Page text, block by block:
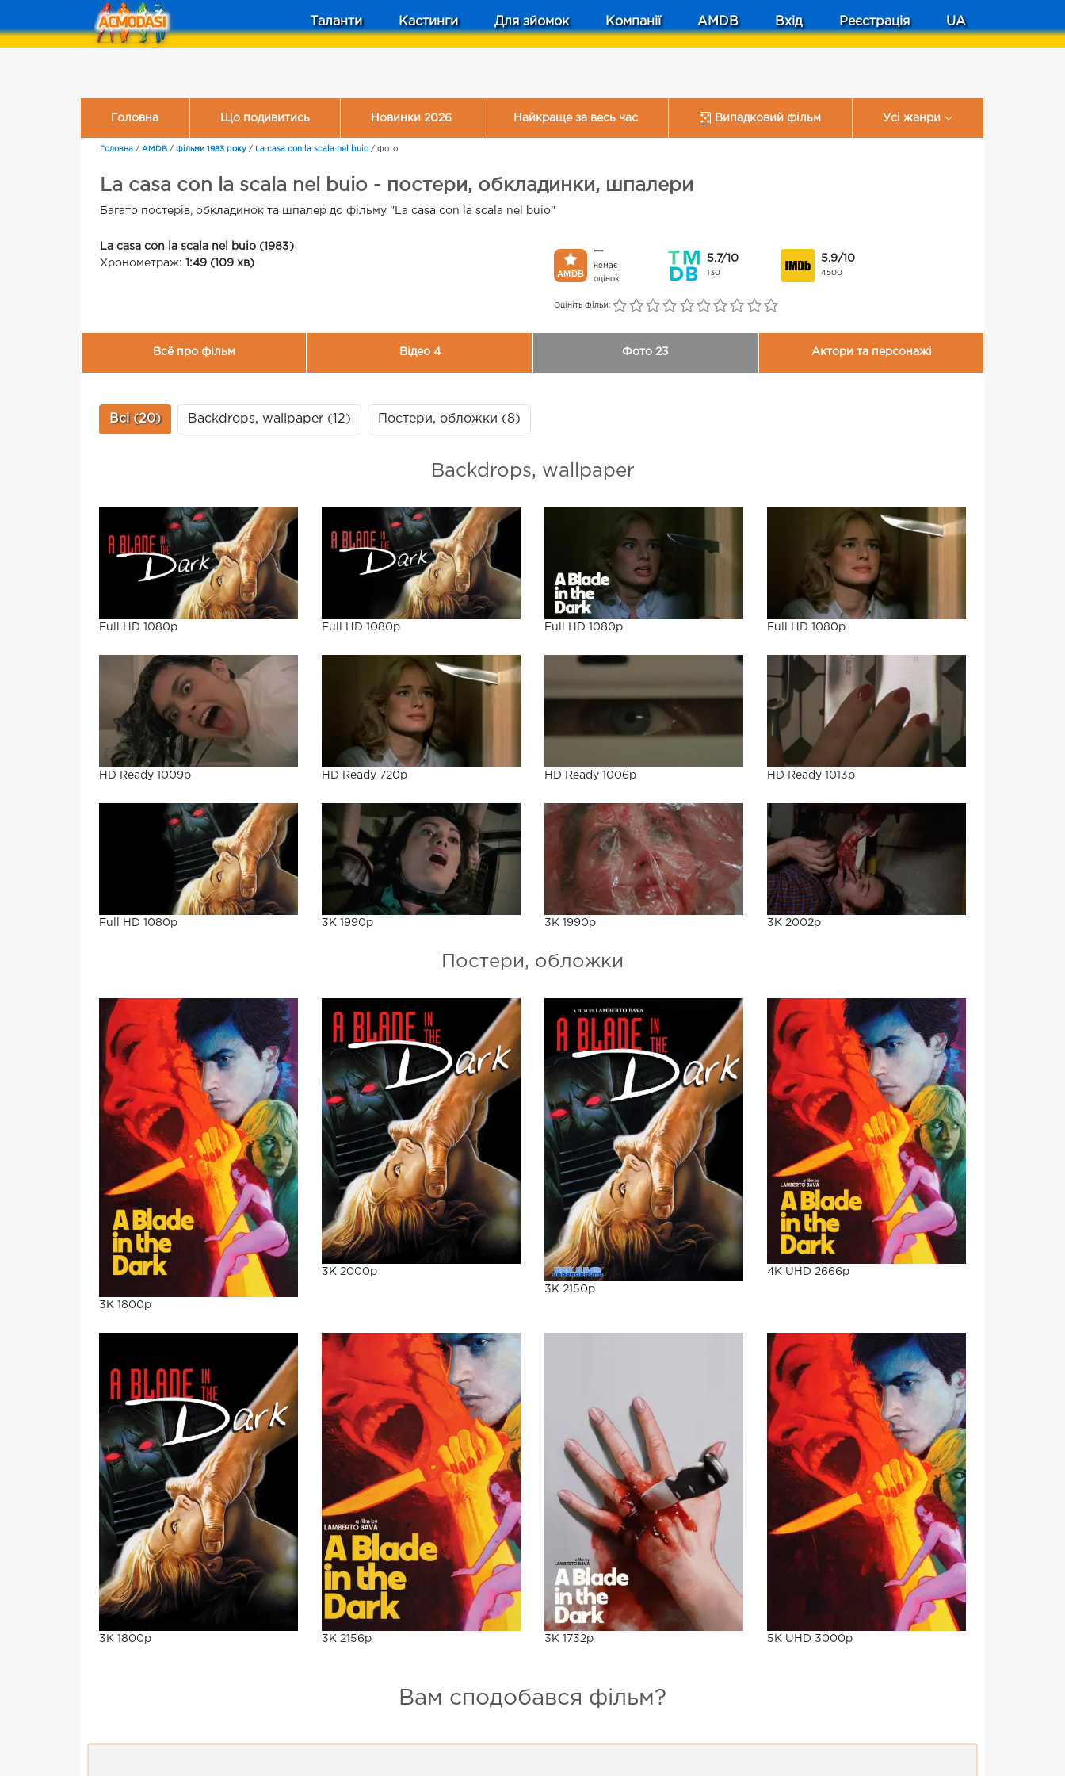
Таланти Кастинги Для зйомок Компанії AMDB Вхід Реєстрація UA
Головна Що подивитись Новинки 2026 Найкраще за весь час Випадковий фільм Усі жанри
Головна / AMDB / Фільми 1983 року / La casa con la scala nel buio/ Фото
La casa con la scala nel buio - постери, обкладинки, шпалери
Багато постерів, обкладинок та шпалер до фільму "La casa con la scala nel buio"
La casa con la scala nel buio (1983)
Хронометраж: 1:49 (109 хв)
—
немає
оцінок
5.7/10
130
5.9/10
4500
Оцініть фільм:
Всё про фільм Відео 4 Фото 23 Актори та персонажі
Всі (20) Backdrops, wallpaper (12) Постери, обложки (8)
Backdrops, wallpaper
Full HD 1080p Full HD 1080p Full HD 1080p Full HD 1080p
HD Ready 1009p HD Ready 720p HD Ready 1006p HD Ready 1013p
Full HD 1080p 3K 1990p 3K 1990p 3K 2002p
Постери, обложки
3K 1800p
3K 2000p
3K 2150p
4K UHD 2666p
3K 1800p 3K 2156p 3K 1732p 5K UHD 3000p
Вам сподобався фільм?